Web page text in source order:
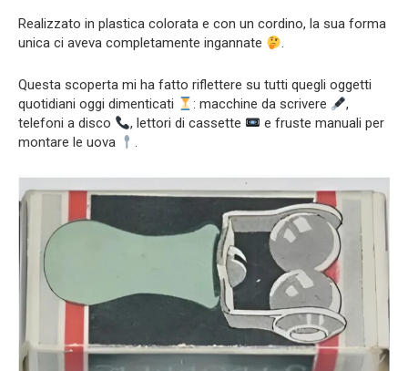
Realizzato in plastica colorata e con un cordino, la sua forma
unica ci aveva completamente ingannate
.
Questa scoperta mi ha fatto riflettere su tutti quegli oggetti
quotidiani oggi dimenticati
: macchine da scrivere
,
telefoni a disco
, lettori di cassette
e fruste manuali per
montare le uova
.